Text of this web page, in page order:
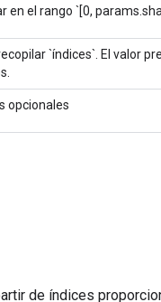
en el rango `[0,
`índices`. El valor
opcionales
de índices